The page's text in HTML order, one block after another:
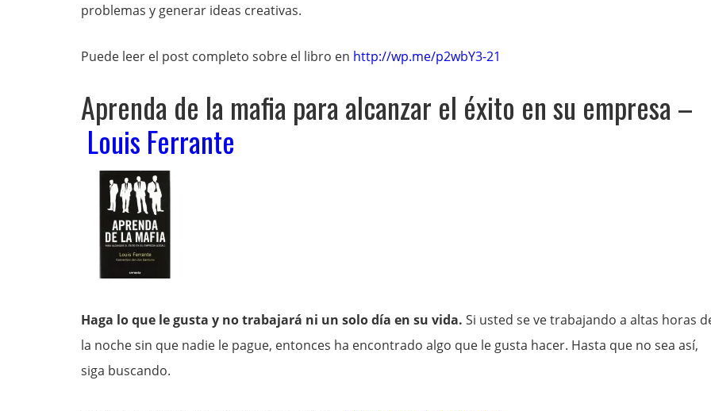
problemas y generar ideas creativas.
Puede leer el post completo sobre el libro en http://wp.me/p2wbY3-21
Aprenda de la mafia para alcanzar el éxito en su empresa –
Louis Ferrante
Haga lo que le gusta y no trabajará ni un solo día en su vida. Si usted se ve trabajando a altas horas
la noche sin que nadie le pague, entonces ha encontrado algo que le gusta hacer. Hasta que no sea así,
siga buscando.